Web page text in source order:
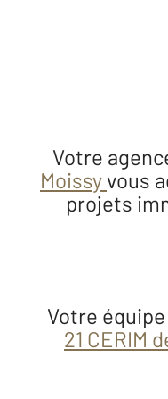
Votre
Moissy vous
projets
Votre
21 CERIM